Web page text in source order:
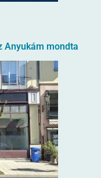
Anyukám mondta